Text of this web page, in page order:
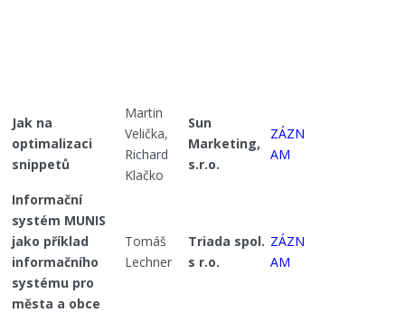
Jak na
optimalizaci
snippetů
Martin
Velička,
Richard
Klačko
Sun
Marketing,
s.r.o.
ZÁZN
AM
Informační
systém MUNIS
jako příklad
informačního
systému pro
města a obce
Tomáš
Lechner
Triada spol.
s r.o.
ZÁZN
AM